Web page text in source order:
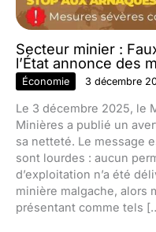
Secteur minier :
l’État annonce des
Économie 3 décembre
Le 3 décembre 2025, le
Minières a publié un
sa netteté. Le message
sont lourdes : aucun
d’exploitation n’a été
minière malgache, alors
présentant comme tels